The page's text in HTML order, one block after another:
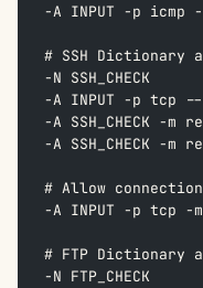
-A INPUT -p icmp
# SSH Dictionary
-N SSH_CHECK
-A INPUT -p tcp
-A SSH_CHECK -
-A SSH_CHECK -
# Allow
-A INPUT -p tcp -
# FTP Dictionary
-N FTP_CHECK